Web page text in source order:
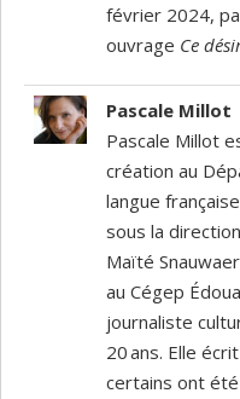
février 2024,
ouvrage Ce
Pascale Millot
Pascale Millot
création au
langue
sous la
Maïté
au Cégep
journaliste
20 ans. Elle
certains ont